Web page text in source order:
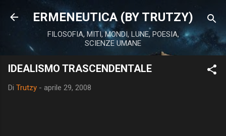
Passa ai contenuti principali
ERMENEUTICA (BY TRUTZY)
FILOSOFIA, MITI, MONDI, LUNE, POESIA,
SCIENZE UMANE
IDEALISMO TRASCENDENTALE
Di Trutzy - aprile 29, 2008